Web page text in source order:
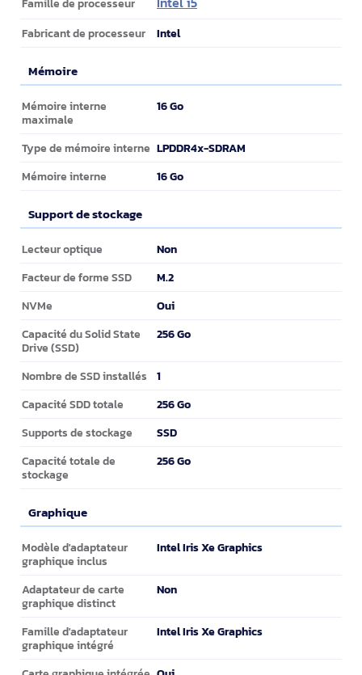
Famille de processeur
Fabricant de processeur Intel
Mémoire
Mémoire
Mémoire interne
maximale
16 Go
Type de mémoire interne LPDDR4x-SDRAM
Mémoire interne 16 Go
Support de stockage
Support de stockage
Lecteur optique Non
Facteur de forme SSD M.2
NVMe Oui
Capacité du Solid State
Drive (SSD)
256 Go
Nombre de SSD installés 1
Capacité SDD totale 256 Go
Supports de stockage SSD
Capacité totale de
stockage
256 Go
Graphique
Graphique
Modèle d'adaptateur
graphique inclus
Intel Iris Xe Graphics
Adaptateur de carte
graphique distinct
Non
Famille d'adaptateur
graphique intégré
Intel Iris Xe Graphics